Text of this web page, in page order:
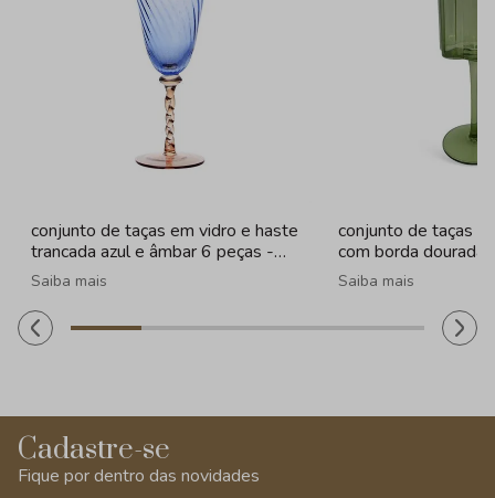
conjunto de taças em vidro e haste
trancada azul e âmbar 6 peças -
320ml
Saiba mais
conjunto de taças
com borda
Saiba mais
Cadastre-se
Fique por dentro das novidades